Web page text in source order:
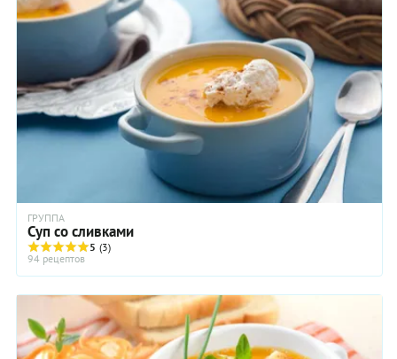
ГРУППА
Суп со сливками
5 (3)
94 рецептов